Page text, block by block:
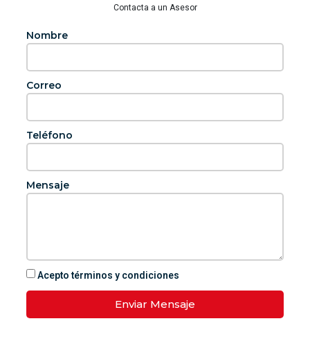
Contacta a un Asesor
Nombre
Correo
Teléfono
Mensaje
Acepto términos y condiciones
Enviar Mensaje